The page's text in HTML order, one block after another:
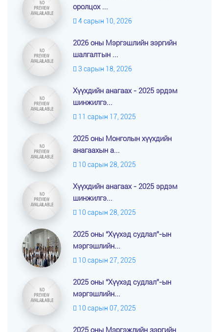
оролцох ...
4 сарын 10, 2026
2026 оны Мэргэшлийн зэргийн
шалгалтын ...
3 сарын 18, 2026
Хүүхдийн анагаах - 2025 эрдэм
шинжилгэ...
11 сарын 17, 2025
2025 оны Монголын хүүхдийн
анагаахын а...
10 сарын 28, 2025
Хүүхдийн анагаах - 2025 эрдэм
шинжилгэ...
10 сарын 28, 2025
2025 оны “Хүүхэд судлал”-ын
мэргэшлийн...
10 сарын 27, 2025
2025 оны “Хүүхэд судлал”-ын
мэргэшлийн...
10 сарын 07, 2025
2025 оны Мэргэжлийн зэргийн